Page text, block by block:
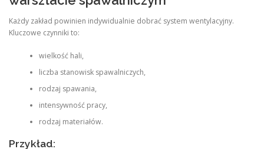
Każdy zakład powinien indywidualnie dobrać system wentylacyjny.
Kluczowe czynniki to:
wielkość hali,
liczba stanowisk spawalniczych,
rodzaj spawania,
intensywność pracy,
rodzaj materiałów.
Przykład: